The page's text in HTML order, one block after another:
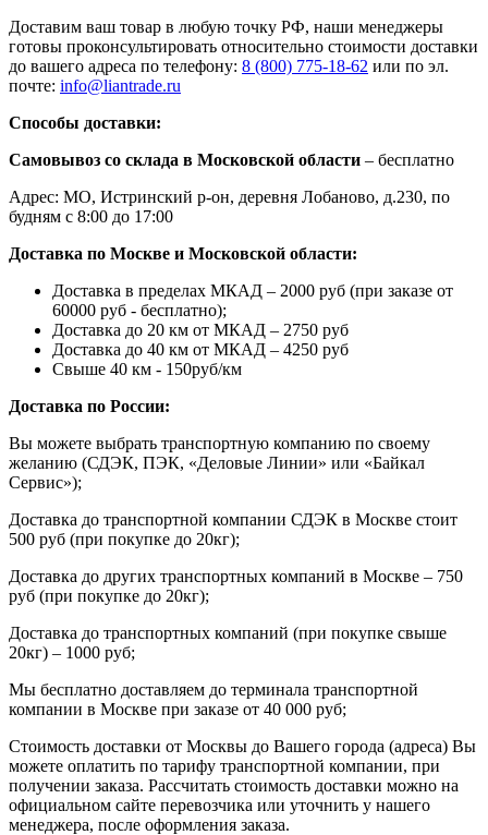
Доставим ваш товар в любую точку РФ, наши менеджеры
готовы проконсультировать относительно стоимости доставки
до вашего адреса по телефону: 8 (800) 775-18-62 или по эл.
почте: info@liantrade.ru
Способы доставки:
Самовывоз со склада в Московской области – бесплатно
Адрес: МО, Истринский р-он, деревня Лобаново, д.230, по
будням с 8:00 до 17:00
Доставка по Москве и Московской области:
Доставка в пределах МКАД – 2000 руб (при заказе от
60000 руб - бесплатно);
Доставка до 20 км от МКАД – 2750 руб
Доставка до 40 км от МКАД – 4250 руб
Свыше 40 км - 150руб/км
Доставка по России:
Вы можете выбрать транспортную компанию по своему
желанию (СДЭК, ПЭК, «Деловые Линии» или «Байкал
Сервис»);
Доставка до транспортной компании СДЭК в Москве стоит
500 руб (при покупке до 20кг);
Доставка до других транспортных компаний в Москве – 750
руб (при покупке до 20кг);
Доставка до транспортных компаний (при покупке свыше
20кг) – 1000 руб;
Мы бесплатно доставляем до терминала транспортной
компании в Москве при заказе от 40 000 руб;
Стоимость доставки от Москвы до Вашего города (адреса) Вы
можете оплатить по тарифу транспортной компании, при
получении заказа. Рассчитать стоимость доставки можно на
официальном сайте перевозчика или уточнить у нашего
менеджера, после оформления заказа.